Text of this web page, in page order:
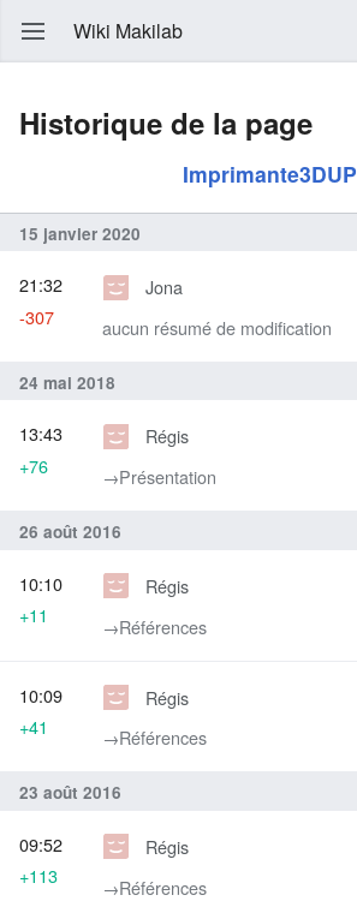
Wiki Makilab
Historique de la page
Imprimante3DUP
15 janvier 2020
Jona
aucun résumé de modification
21:32
-307
24 mai 2018
Régis
→‎Présentation
13:43
+76
26 août 2016
Régis
→‎Références
10:10
+11
Régis
→‎Références
10:09
+41
23 août 2016
Régis
→‎Références
09:52
+113